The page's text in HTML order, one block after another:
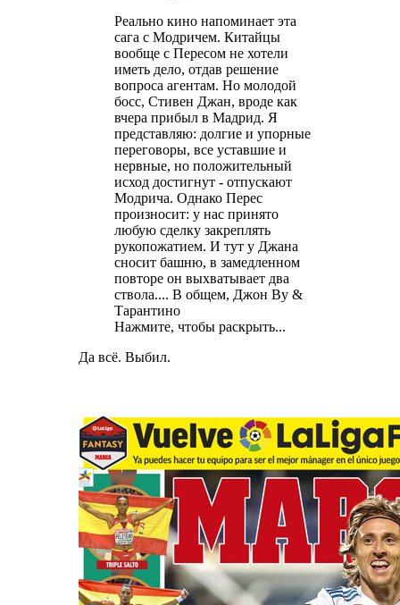
Реально кино напоминает эта
сага с Модричем. Китайцы
вообще с Пересом не хотели
иметь дело, отдав решение
вопроса агентам. Но молодой
босс, Стивен Джан, вроде как
вчера прибыл в Мадрид. Я
представляю: долгие и упорные
переговоры, все уставшие и
нервные, но положительный
исход достигнут - отпускают
Модрича. Однако Перес
произносит: у нас принято
любую сделку закреплять
рукопожатием. И тут у Джана
сносит башню, в замедленном
повторе он выхватывает два
ствола.... В общем, Джон Ву &
Тарантино
Нажмите, чтобы раскрыть...
Да всё. Выбил.